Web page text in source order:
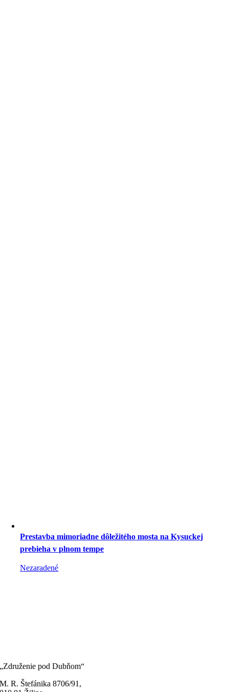
Prestavba mimoriadne dôležitého mosta na Kysuckej
prebieha v plnom tempe
Nezaradené
„Združenie pod Dubňom“
M. R. Štefánika 8706/91,